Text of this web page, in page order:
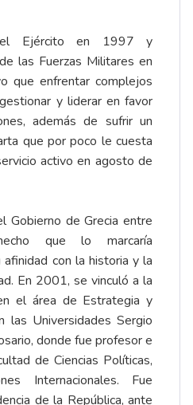
Ejército en 1997 y
las Fuerzas Militares en
que enfrentar complejos
y liderar en favor
además de sufrir un
que por poco le cuesta
activo en agosto de
Gobierno de Grecia entre
que lo marcaría
con la historia y la
En 2001, se vinculó a la
el área de Estrategia y
las Universidades Sergio
donde fue profesor e
de Ciencias Políticas,
Internacionales. Fue
de la República, ante